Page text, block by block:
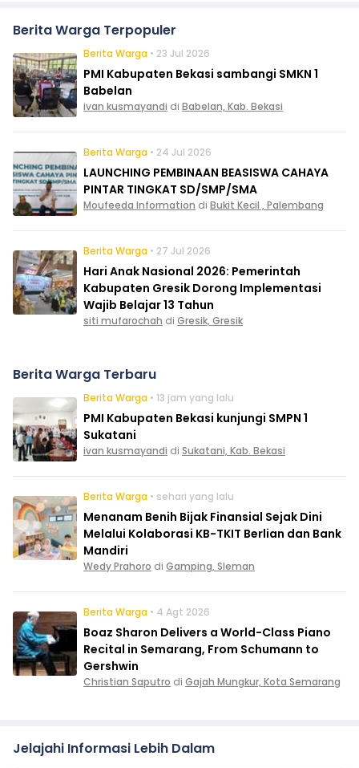
Berita Warga Terpopuler
Berita Warga • 23 Jul 2026
PMI Kabupaten Bekasi sambangi SMKN 1
Babelan
ivan kusmayandi di Babelan, Kab. Bekasi
Berita Warga • 24 Jul 2026
LAUNCHING PEMBINAAN BEASISWA CAHAYA
PINTAR TINGKAT SD/SMP/SMA
Moufeeda Information di Bukit Kecil , Palembang
Berita Warga • 27 Jul 2026
Hari Anak Nasional 2026: Pemerintah
Kabupaten Gresik Dorong Implementasi
Wajib Belajar 13 Tahun
siti mufarochah di Gresik, Gresik
Berita Warga Terbaru
Berita Warga • 13 jam yang lalu
PMI Kabupaten Bekasi kunjungi SMPN 1
Sukatani
ivan kusmayandi di Sukatani, Kab. Bekasi
Berita Warga • sehari yang lalu
Menanam Benih Bijak Finansial Sejak Dini
Melalui Kolaborasi KB-TKIT Berlian dan Bank
Mandiri
Wedy Prahoro di Gamping, Sleman
Berita Warga • 4 Agt 2026
Boaz Sharon Delivers a World-Class Piano
Recital in Semarang, From Schumann to
Gershwin
Christian Saputro di Gajah Mungkur, Kota Semarang
Jelajahi Informasi Lebih Dalam